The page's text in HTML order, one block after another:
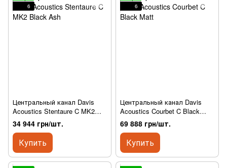
6
Центральный канал Davis
Acoustics Stentaure C MK2
Black Ash
34 944 грн/шт.
Купить
6
Центральный канал Davis
Acoustics Courbet C Black
Matt
69 888 грн/шт.
Купить